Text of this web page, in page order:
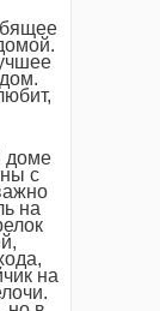
доме
с
на
на